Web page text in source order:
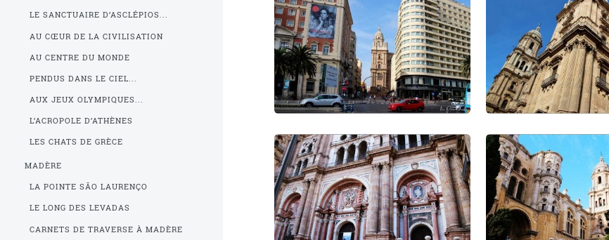
LE SANCTUAIRE D’ASCLÉPIOS...
AU CŒUR DE LA CIVILISATION
AU CENTRE DU MONDE
PENDUS DANS LE CIEL...
AUX JEUX OLYMPIQUES...
L’ACROPOLE D’ATHÈNES
LES CHATS DE GRÈCE
MADÈRE
LA POINTE SÃO LAURENÇO
LE LONG DES LEVADAS
CARNETS DE TRAVERSE À MADÈRE